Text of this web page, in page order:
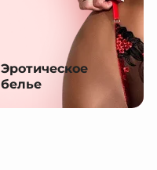
Эротическое
белье